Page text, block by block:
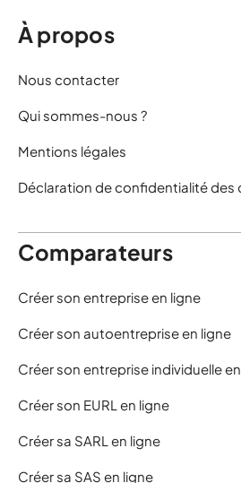
À propos
Nous contacter
Qui sommes-nous ?
Mentions légales
Déclaration de confidentialité des
Comparateurs
Créer son entreprise en ligne
Créer son autoentreprise en ligne
Créer son entreprise individuelle
Créer son EURL en ligne
Créer sa SARL en ligne
Créer sa SAS en ligne